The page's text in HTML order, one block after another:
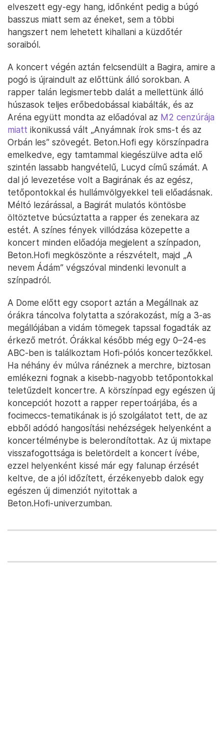
elveszett egy-egy hang, időnként pedig a búgó
basszus miatt sem az éneket, sem a többi
hangszert nem lehetett kihallani a küzdőtér
soraiból.
A koncert végén aztán felcsendült a Bagira, amire a
pogó is újraindult az előttünk álló sorokban. A
rapper talán legismertebb dalát a mellettünk álló
húszasok teljes erőbedobással kiabálták, és az
Aréna együtt mondta az előadóval az M2 cenzúrája
miatt ikonikussá vált „Anyámnak írok sms-t és az
Orbán les” szövegét. Beton.Hofi egy körszínpadra
emelkedve, egy tamtammal kiegészülve adta elő
szintén lassabb hangvételű, Lucyd című számát. A
dal jó levezetése volt a Bagirának és az egész,
tetőpontokkal és hullámvölgyekkel teli előadásnak.
Méltó lezárással, a Bagirát mulatós köntösbe
öltöztetve búcsúztatta a rapper és zenekara az
estét. A színes fények villódzása közepette a
koncert minden előadója megjelent a színpadon,
Beton.Hofi megköszönte a részvételt, majd „A
nevem Ádám” végszóval mindenki levonult a
színpadról.
A Dome előtt egy csoport aztán a Megállnak az
órákra táncolva folytatta a szórakozást, míg a 3-as
megállójában a vidám tömegek tapssal fogadták az
érkező metrót. Órákkal később még egy 0–24-es
ABC-ben is találkoztam Hofi-pólós koncertezőkkel.
Ha néhány év múlva ránéznek a merchre, biztosan
emlékezni fognak a kisebb-nagyobb tetőpontokkal
teletűzdelt koncertre. A körszínpad egy egészen új
koncepciót hozott a rapper repertoárjába, és a
focimeccs-tematikának is jó szolgálatot tett, de az
ebből adódó hangosítási nehézségek helyenként a
koncertélménybe is belerondítottak. Az új mixtape
visszafogottsága is beletördelt a koncert ívébe,
ezzel helyenként kissé már egy falunap érzését
keltve, de a jól időzített, érzékenyebb dalok egy
egészen új dimenziót nyitottak a
Beton.Hofi-univerzumban.